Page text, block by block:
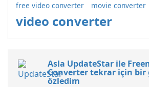
free video converter
movie converter
video converter
Asla UpdateStar ile
Converter tekrar için
özledim